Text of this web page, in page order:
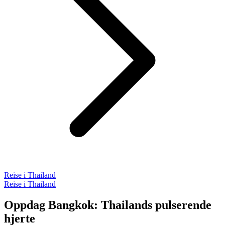
Reise i Thailand
Reise i Thailand
Oppdag Bangkok: Thailands pulserende
hjerte